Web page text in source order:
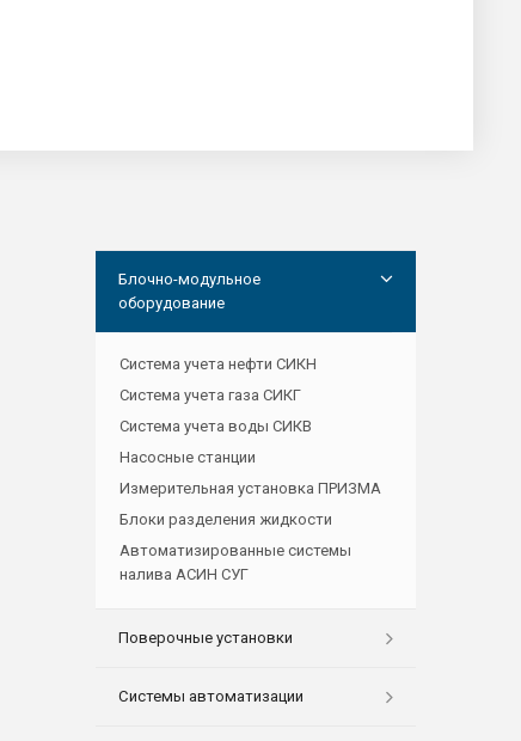
Блочно-модульное
оборудование
Система учета нефти СИКН
Система учета газа СИКГ
Система учета воды СИКВ
Насосные станции
Измерительная установка ПРИЗМА
Блоки разделения жидкости
Автоматизированные системы
налива АСИН СУГ
Поверочные установки
Системы автоматизации